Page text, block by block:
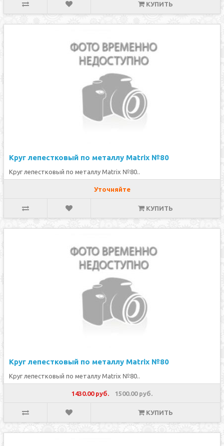
КУПИТЬ
Круг лепестковый по металлу Matrix №80
Круг лепестковый по металлу Matrix №80..
Уточняйте
КУПИТЬ
Круг лепестковый по металлу Matrix №80
Круг лепестковый по металлу Matrix №80..
1430.00 руб. 1500.00 руб.
КУПИТЬ